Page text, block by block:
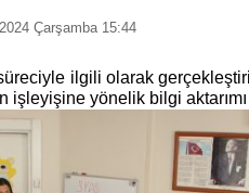
Çarşamba 15:44
ilgili olarak
işleyişine yönelik bilgi aktarımı